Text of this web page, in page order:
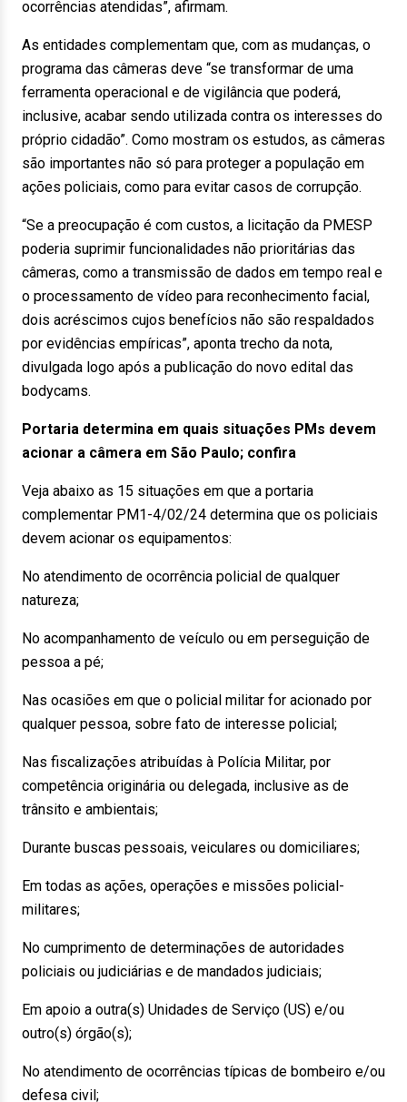
ocorrências atendidas”, afirmam.
As entidades complementam que, com as mudanças, o
programa das câmeras deve “se transformar de uma
ferramenta operacional e de vigilância que poderá,
inclusive, acabar sendo utilizada contra os interesses do
próprio cidadão”. Como mostram os estudos, as câmeras
são importantes não só para proteger a população em
ações policiais, como para evitar casos de corrupção.
“Se a preocupação é com custos, a licitação da PMESP
poderia suprimir funcionalidades não prioritárias das
câmeras, como a transmissão de dados em tempo real e
o processamento de vídeo para reconhecimento facial,
dois acréscimos cujos benefícios não são respaldados
por evidências empíricas”, aponta trecho da nota,
divulgada logo após a publicação do novo edital das
bodycams.
Portaria determina em quais situações PMs devem
acionar a câmera em São Paulo; confira
Veja abaixo as 15 situações em que a portaria
complementar PM1-4/02/24 determina que os policiais
devem acionar os equipamentos:
No atendimento de ocorrência policial de qualquer
natureza;
No acompanhamento de veículo ou em perseguição de
pessoa a pé;
Nas ocasiões em que o policial militar for acionado por
qualquer pessoa, sobre fato de interesse policial;
Nas fiscalizações atribuídas à Polícia Militar, por
competência originária ou delegada, inclusive as de
trânsito e ambientais;
Durante buscas pessoais, veiculares ou domiciliares;
Em todas as ações, operações e missões policial-
militares;
No cumprimento de determinações de autoridades
policiais ou judiciárias e de mandados judiciais;
Em apoio a outra(s) Unidades de Serviço (US) e/ou
outro(s) órgão(s);
No atendimento de ocorrências típicas de bombeiro e/ou
defesa civil;